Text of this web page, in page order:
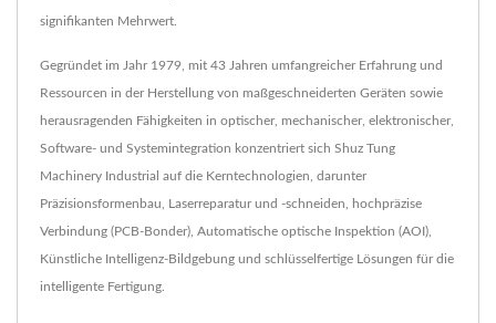
signifikanten Mehrwert.
Gegründet im Jahr 1979, mit 43 Jahren umfangreicher Erfahrung und
Ressourcen in der Herstellung von maßgeschneiderten Geräten sowie
herausragenden Fähigkeiten in optischer, mechanischer, elektronischer,
Software- und Systemintegration konzentriert sich Shuz Tung
Machinery Industrial auf die Kerntechnologien, darunter
Präzisionsformenbau, Laserreparatur und -schneiden, hochpräzise
Verbindung (PCB-Bonder), Automatische optische Inspektion (AOI),
Künstliche Intelligenz-Bildgebung und schlüsselfertige Lösungen für die
intelligente Fertigung.